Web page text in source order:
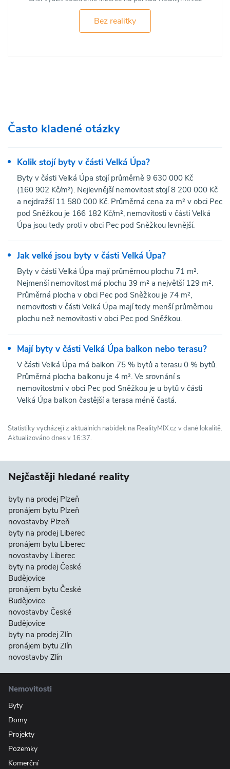
Bez realitky
Často kladené otázky
Kolik stojí byty v části Velká Úpa?
Byty v části Velká Úpa stojí průměrně 9 630 000 Kč
(160 902 Kč/m²). Nejlevnější nemovitost stojí 8 200 000 Kč
a nejdražší 11 580 000 Kč. Průměrná cena za m² v obci Pec
pod Sněžkou je 166 182 Kč/m², nemovitosti v části Velká
Úpa jsou tedy proti v obci Pec pod Sněžkou levnější.
Jak velké jsou byty v části Velká Úpa?
Byty v části Velká Úpa mají průměrnou plochu 71 m².
Nejmenší nemovitost má plochu 39 m² a největší 129 m².
Průměrná plocha v obci Pec pod Sněžkou je 74 m²,
nemovitosti v části Velká Úpa mají tedy menší průměrnou
plochu než nemovitosti v obci Pec pod Sněžkou.
Mají byty v části Velká Úpa balkon nebo terasu?
V části Velká Úpa má balkon 75 % bytů a terasu 0 % bytů.
Průměrná plocha balkonu je 4 m². Ve srovnání s
nemovitostmi v obci Pec pod Sněžkou je u bytů v části
Velká Úpa balkon častější a terasa méně častá.
Statistiky vycházejí z aktuálních nabídek na RealityMIX.cz v dané lokalitě.
Aktualizováno dnes v 16:37.
Nejčastěji hledané reality
byty na prodej Plzeň
pronájem bytu Plzeň
novostavby Plzeň
byty na prodej Liberec
pronájem bytu Liberec
novostavby Liberec
byty na prodej České
Budějovice
pronájem bytu České
Budějovice
novostavby České
Budějovice
byty na prodej Zlín
pronájem bytu Zlín
novostavby Zlín
Nemovitosti
Byty
Domy
Projekty
Pozemky
Komerční